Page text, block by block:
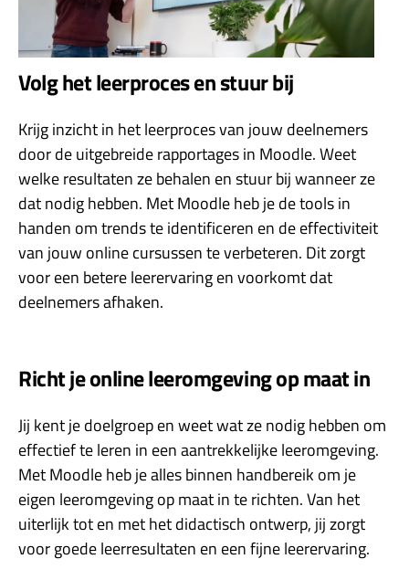
Volg het leerproces en stuur bij
Krijg inzicht in het leerproces van jouw deelnemers
door de uitgebreide rapportages in Moodle. Weet
welke resultaten ze behalen en stuur bij wanneer ze
dat nodig hebben. Met Moodle heb je de tools in
handen om trends te identificeren en de effectiviteit
van jouw online cursussen te verbeteren. Dit zorgt
voor een betere leerervaring en voorkomt dat
deelnemers afhaken.
Richt je online leeromgeving op maat in
Jij kent je doelgroep en weet wat ze nodig hebben om
effectief te leren in een aantrekkelijke leeromgeving.
Met Moodle heb je alles binnen handbereik om je
eigen leeromgeving op maat in te richten. Van het
uiterlijk tot en met het didactisch ontwerp, jij zorgt
voor goede leerresultaten en een fijne leerervaring.